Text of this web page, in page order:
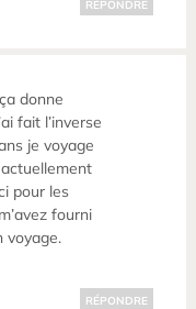
RÉPONDRE
donne
fait l’inverse
je voyage
pour les
fourni
voyage.
RÉPONDRE